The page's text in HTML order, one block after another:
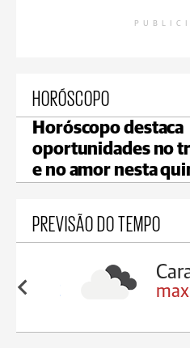
HORÓSCOPO
Horóscopo destaca
oportunidades no
e no amor nesta
PREVISÃO DO TEMPO
19°C max